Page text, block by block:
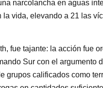
narcolancha en aguas
vida, elevando a 21 las
fue tajante: la acción fue
Sur con el argumento
grupos calificados como